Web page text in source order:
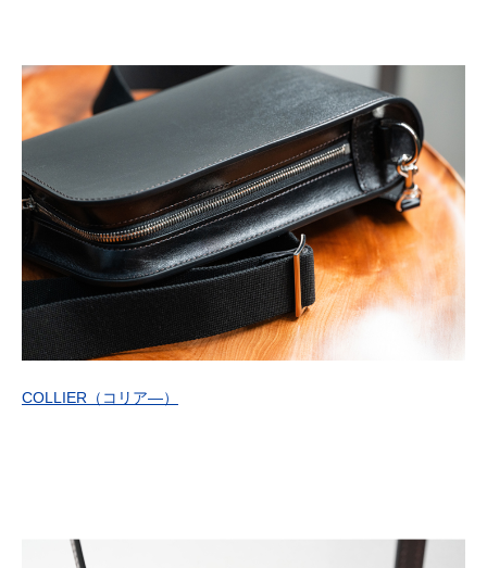
COLLIER （コリア―）